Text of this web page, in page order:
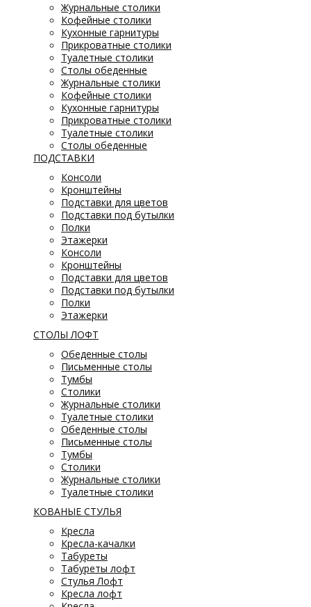
Журнальные столики
Кофейные столики
Кухонные гарнитуры
Прикроватные столики
Туалетные столики
Столы обеденные
Журнальные столики
Кофейные столики
Кухонные гарнитуры
Прикроватные столики
Туалетные столики
Столы обеденные
ПОДСТАВКИ
Консоли
Кронштейны
Подставки для цветов
Подставки под бутылки
Полки
Этажерки
Консоли
Кронштейны
Подставки для цветов
Подставки под бутылки
Полки
Этажерки
СТОЛЫ ЛОФТ
Обеденные столы
Письменные столы
Тумбы
Столики
Журнальные столики
Туалетные столики
Обеденные столы
Письменные столы
Тумбы
Столики
Журнальные столики
Туалетные столики
КОВАНЫЕ СТУЛЬЯ
Кресла
Кресла-качалки
Табуреты
Табуреты лофт
Стулья Лофт
Кресла лофт